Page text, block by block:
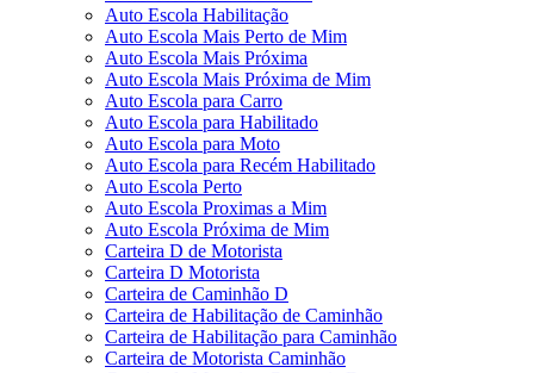
Auto Escola Habilitação
Auto Escola Mais Perto de Mim
Auto Escola Mais Próxima
Auto Escola Mais Próxima de Mim
Auto Escola para Carro
Auto Escola para Habilitado
Auto Escola para Moto
Auto Escola para Recém Habilitado
Auto Escola Perto
Auto Escola Proximas a Mim
Auto Escola Próxima de Mim
Carteira D de Motorista
Carteira D Motorista
Carteira de Caminhão D
Carteira de Habilitação de Caminhão
Carteira de Habilitação para Caminhão
Carteira de Motorista Caminhão